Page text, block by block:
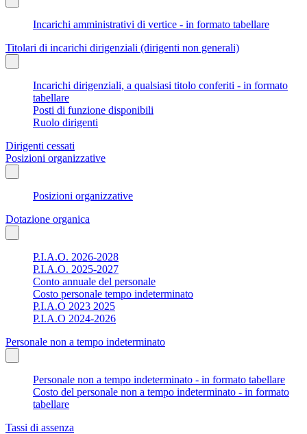
Incarichi amministrativi di vertice - in formato tabellare
Titolari di incarichi dirigenziali (dirigenti non generali)
Incarichi dirigenziali, a qualsiasi titolo conferiti - in formato
tabellare
Posti di funzione disponibili
Ruolo dirigenti
Dirigenti cessati
Posizioni organizzative
Posizioni organizzative
Dotazione organica
P.I.A.O. 2026-2028
P.I.A.O. 2025-2027
Conto annuale del personale
Costo personale tempo indeterminato
P.I.A.O 2023 2025
P.I.A.O 2024-2026
Personale non a tempo indeterminato
Personale non a tempo indeterminato - in formato tabellare
Costo del personale non a tempo indeterminato - in formato
tabellare
Tassi di assenza